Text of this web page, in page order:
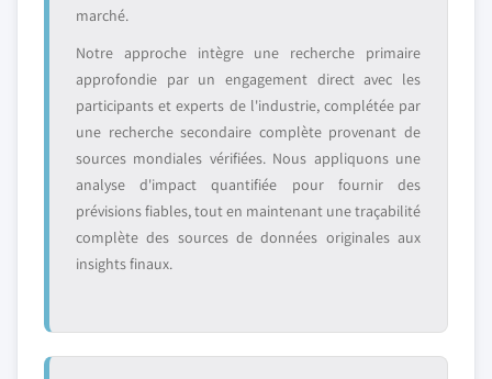
marché.
Notre approche intègre une recherche primaire
approfondie par un engagement direct avec les
participants et experts de l'industrie, complétée par
une recherche secondaire complète provenant de
sources mondiales vérifiées. Nous appliquons une
analyse d'impact quantifiée pour fournir des
prévisions fiables, tout en maintenant une traçabilité
complète des sources de données originales aux
insights finaux.